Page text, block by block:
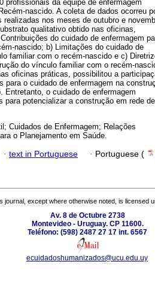
profissionais da equipe de enfermagem
nascido. A coleta de dados ocorreu
nos meses de outubro e
qualitativo obtido nas oficinas,
do cuidado de enfermagem
nascido; b) Limitações do cuidado de
familiar com o recém-nascido e c)
do vínculo familiar com o recém-
oficinas práticas, possibilitou a
para o cuidado de enfermagem na
o cuidado de enfermagem
potencializar a construção em rede de
Cuidados de Enfermagem; Relações
o Planejamento em Saúde.
· text in Portuguese · Portuguese (
journal, except where otherwise noted, is licensed
Av. 8 de Octubre 2738
Montevideo - Uruguay. CP 11600.
Teléfono: (598) 2487 27 17 int. 6567
ecuidadoshumanizados@ucu.edu.uy